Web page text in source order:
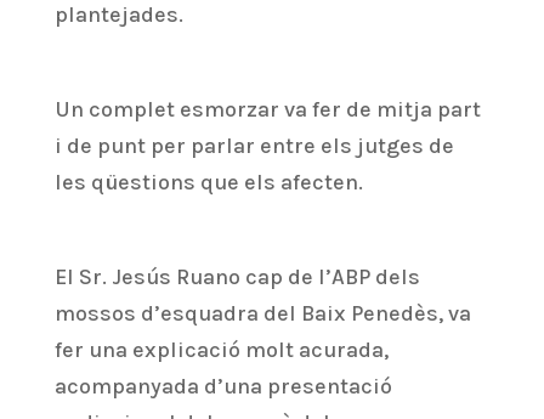
plantejades.
Un complet esmorzar va fer de mitja part
i de punt per parlar entre els jutges de
les qüestions que els afecten.
El Sr. Jesús Ruano cap de l’ABP dels
mossos d’esquadra del Baix Penedès, va
fer una explicació molt acurada,
acompanyada d’una presentació